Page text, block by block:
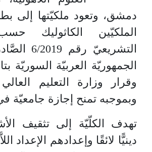
دمشق، وتعود ملكيّتها إلى
الملكيّين الكاثوليك
التشريعيّ
وبموجبه تمنح إجازة جامعيّة
تهدف الكلّيّة إلى تثقيف
دينيًّا لائقًا وإعدادهم الإعداد